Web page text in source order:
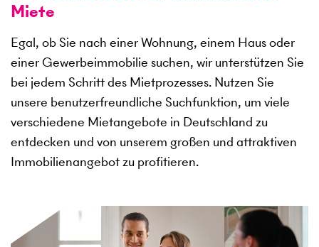
Miete
Egal, ob Sie nach einer Wohnung, einem Haus oder
einer Gewerbeimmobilie suchen, wir unterstützen Sie
bei jedem Schritt des Mietprozesses. Nutzen Sie
unsere benutzerfreundliche Suchfunktion, um viele
verschiedene Mietangebote in Deutschland zu
entdecken und von unserem großen und attraktiven
Immobilienangebot zu profitieren.